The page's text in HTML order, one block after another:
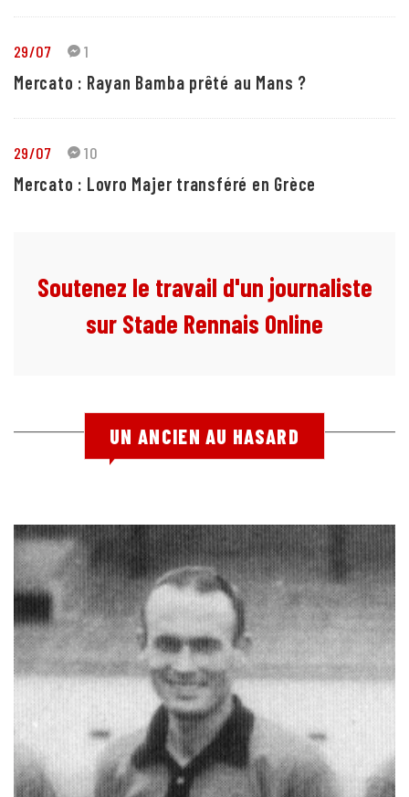
29/07 1
Mercato : Rayan Bamba prêté au Mans ?
29/07 10
Mercato : Lovro Majer transféré en Grèce
Soutenez le travail d'un journaliste
sur Stade Rennais Online
UN ANCIEN AU HASARD